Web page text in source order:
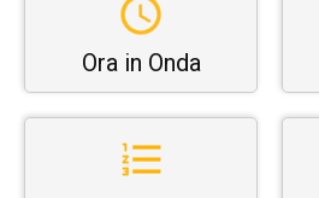
Ora in Onda